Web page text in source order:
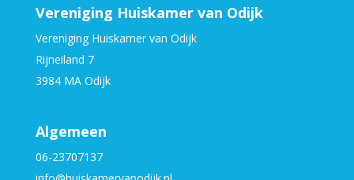
Vereniging Huiskamer van Odijk
Vereniging Huiskamer van Odijk
Rijneiland 7
3984 MA Odijk
Algemeen
06-23707137